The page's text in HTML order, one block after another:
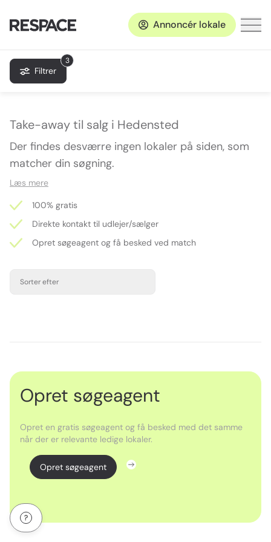
Annoncér lokale
3
Filtrer
Take-away til salg i Hedensted
Der findes desværre ingen lokaler på siden, som
matcher din søgning.
Læs mere
100% gratis
Direkte kontakt til udlejer/sælger
Opret søgeagent og få besked ved match
Sorter efter
Opret søgeagent
Opret en gratis søgeagent og få besked med det samme
når der er relevante ledige lokaler.
Opret søgeagent